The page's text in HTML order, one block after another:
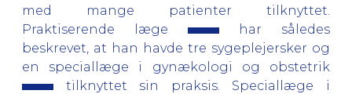
med mange patienter tilknyttet.
Praktiserende læge
har således
beskrevet, at han havde tre sygeplejersker og
en speciallæge i gynækologi og obstetrik
tilknyttet sin praksis. Speciallæge i